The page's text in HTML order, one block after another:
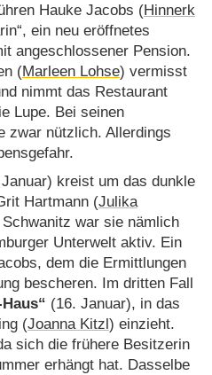
Hauke Jacobs (Hinnerk
ein neu eröffnetes
angeschlossener Pension.
(Marleen Lohse) vermisst
nimmt das Restaurant
Lupe. Bei seinen
zwar nützlich. Allerdings
kreist um das dunkle
Hartmann (Julika
war sie nämlich
Unterwelt aktiv. Ein
dem die Ermittlungen
bescheren. Im dritten Fall
(16. Januar), in das
(Joanna Kitzl) einzieht.
sich die frühere Besitzerin
erhängt hat. Dasselbe